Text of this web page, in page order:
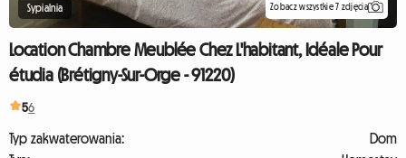
Sypialnia Zobacz wszystkie 7 zdjęcia
Location Chambre Meublée Chez L'habitant, Idéale Pour
étudia (Brétigny-Sur-Orge - 91220)
56
Typ zakwaterowania:
Dom